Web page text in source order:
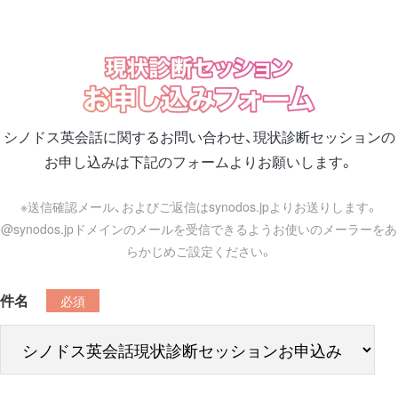
シノドス英会話に関するお問い合わせ、 現状診断セッションの
お申し込みは下記のフォームよりお願いします。
※送信確認メール、およびご返信はsynodos.jpよりお送りします。
@synodos.jpドメインのメールを受信できるようお使いのメーラーをあ
らかじめご設定ください。
件名